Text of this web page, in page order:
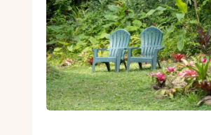
Блог
Контакти
Укр